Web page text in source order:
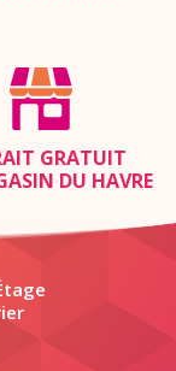
GRATUIT
DU HAVRE